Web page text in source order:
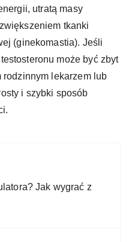
utratą masy
tkanki
(ginekomastia). Jeśli
może być zbyt
lekarzem lub
i szybki sposób
Jak wygrać z